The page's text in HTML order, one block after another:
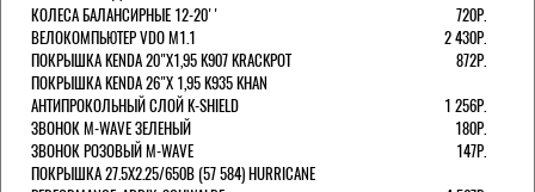
КОЛЕСА БАЛАНСИРНЫЕ 12-20''
720Р.
ВЕЛОКОМПЬЮТЕР VDO M1.1
2 430Р.
ПОКРЫШКА KENDA 20"Х1,95 K907 KRACKPOT
872Р.
ПОКРЫШКА KENDA 26"Х 1,95 K935 KHAN
АНТИПРОКОЛЬНЫЙ СЛОЙ K-SHIELD
1 256Р.
ЗВОНОК M-WAVE ЗЕЛЕНЫЙ
180Р.
ЗВОНОК РОЗОВЫЙ M-WAVE
147Р.
ПОКРЫШКА 27.5X2.25/650B (57 584) HURRICANE